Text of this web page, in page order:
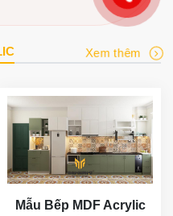
Xem thêm
Mẫu Bếp MDF Acrylic